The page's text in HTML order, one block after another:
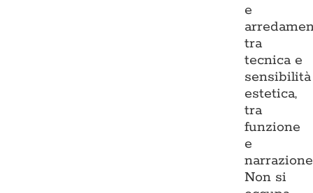
e
tra
tecnica e
sensibilità
estetica,
tra
funzione
e
Non si